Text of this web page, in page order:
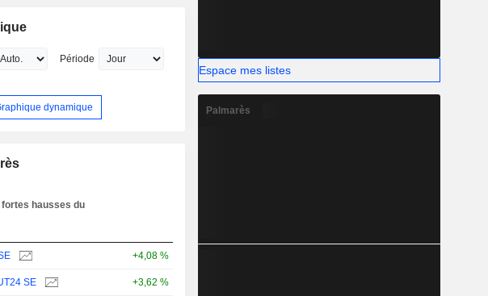
Période
dynamique
fortes hausses du
+4,08 %
SE +3,62 %
Espace mes listes
Palmarès